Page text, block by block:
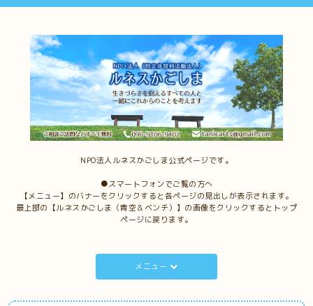
NPO法人ルネスかごしま公式ページです。
●スマートフォンでご覧の方へ
【メニュー】のバナーをクリックすると各ページの見出しが表示されます。
最上部の【ルネスかごしま（青空＆ベンチ）】の画像をクリックするとトップ
ページに戻ります。
メニュー